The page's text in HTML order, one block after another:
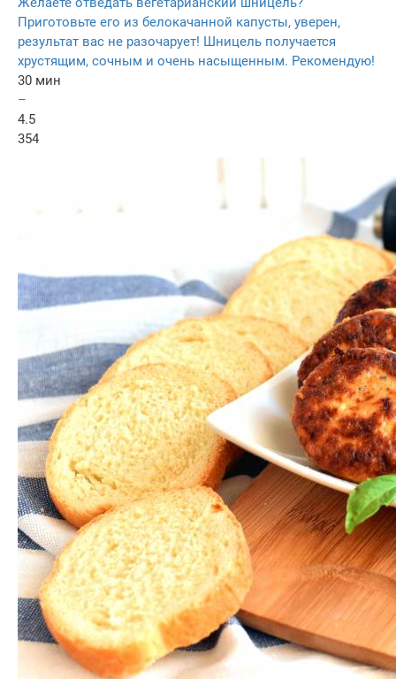
Приготовьте его из белокачанной капусты, уверен,
результат вас не разочарует! Шницель получается
хрустящим, сочным и очень насыщенным. Рекомендую!
30 мин
–
4.5
354